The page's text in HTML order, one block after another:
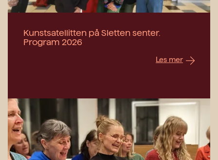
Kunstsatellitten på Sletten senter.
Program 2026
Les mer